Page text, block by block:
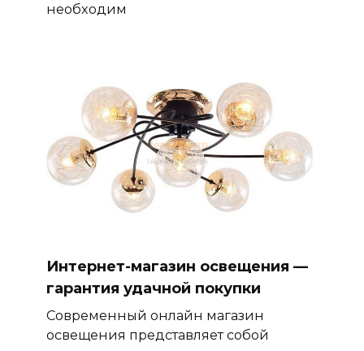
необходим
Интернет-магазин освещения —
гарантия удачной покупки
Современный онлайн магазин
освещения представляет собой